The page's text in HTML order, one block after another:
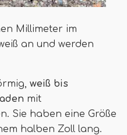
Millimeter im
an und werden
weiß bis
mit
Sie haben eine Größe
halben Zoll lang.